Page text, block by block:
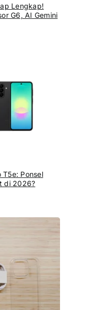
Lengkap!
G6, AI Gemini
T5e: Ponsel
di 2026?